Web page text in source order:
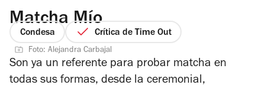
Matcha Mío
Condesa Crítica de Time Out
Foto: Alejandra Carbajal
Son ya un referente para probar matcha en
todas sus formas, desde la ceremonial,